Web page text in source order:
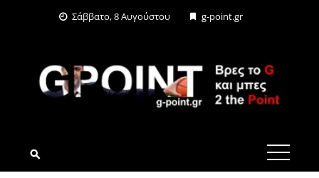
Σάββατο, 8 Αυγούστου g-point.gr
G-POINT.GR